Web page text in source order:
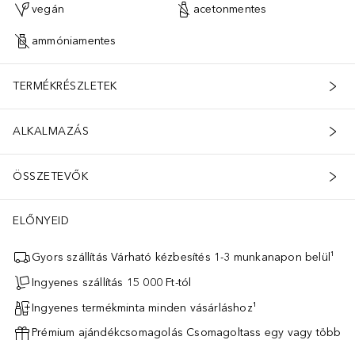
vegán acetonmentes
ammóniamentes
TERMÉKRÉSZLETEK
ALKALMAZÁS
ÖSSZETEVŐK
ELŐNYEID
Gyors szállítás Várható kézbesítés 1-3 munkanapon belül¹
Ingyenes szállítás 15 000 Ft-tól
Ingyenes termékminta minden vásárláshoz¹
Prémium ajándékcsomagolás Csomagoltass egy vagy több